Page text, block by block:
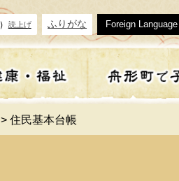
読上げ ふりがな Foreign Language
住まい
高齢者・障がい者支援
保育
地域貢献活動
遊ぶ・体験
施策・計画
> 住民基本台帳